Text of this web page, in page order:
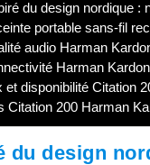
du design nordique :
portable sans-fil
audio Harman
Harman
et disponibilité Citation
Citation 200 Harman
du design